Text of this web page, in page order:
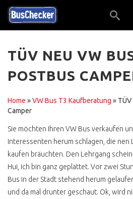
EIN GUTACHTER ?
GUT BERATEN ?
SICHER !
ONLINE KOSTENLOS
GELD ÜBERWEISEN ?
TÜV NEU VW
POSTBUS
Home »VW Bus T3 Kaufberatung »
Camper
Sie möchten Ihren VW Bus verkaufen
Interessenten herum schlagen, die nen
kaufen bräuchten. Den Lehrgang
Hui, ich bin ganz geplättet. Vor zwei
Bus in der Stadt stehend herum
und da mal drunter geschaut. Ok, wird